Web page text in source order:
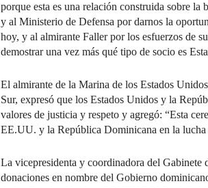
porque esta es una relación construida sobre
y al Ministerio de Defensa por darnos la
hoy, y al almirante Faller por los esfuerzos de
demostrar una vez más qué tipo de socio es
El almirante de la Marina de los Estados
Sur, expresó que los Estados Unidos y la
valores de justicia y respeto y agregó: “Esta
EE.UU. y la República Dominicana en la
La vicepresidenta y coordinadora del Gabinete
donaciones en nombre del Gobierno